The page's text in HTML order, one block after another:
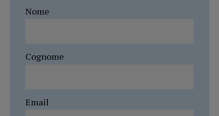
Nome
Cognome
Email